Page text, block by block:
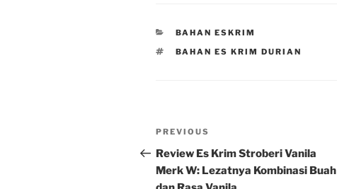
CATEGORIES
BAHAN ESKRIM
TAGS
BAHAN ES KRIM DURIAN
Post
navigation
Previous
Post
PREVIOUS
Review Es Krim Stroberi Vanila
Merk W: Lezatnya Kombinasi Buah